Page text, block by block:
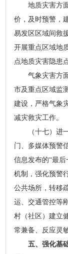
地质灾害方
价，及时预警，
易发区区域间救
开展重点区域地
点地质灾害隐患
气象灾害方
市及重点区域监
建设，严格气象
减灾救灾工作。
（十七）进
门、多媒体预警
信息发布的“最
机制，强化预警
公共场所，转移
运、交通管控等
村（社区）建立
常兼备、反应灵
五、强化基